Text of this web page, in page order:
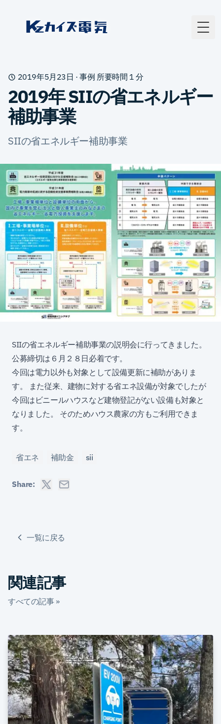
カイズ電気
2019年5月23日 ·事例 所要時間 1 分
2019年 SIIの省エネルギー
補助事業
SIIの省エネルギー補助事業
SIIの省エネルギー補助事業の説明会に行ってきました。
公募締切は６月２８日必着です。
今回は電力以外も対象として設備更新に補助がありま
す。 また従来、建物に対する省エネ設備が対象でしたが
今回はビニールハウスなど建物登記がない設備も対象と
なりました。 そのためハウス農家の方もご利用できま
す。
省エネ 補助金 sii
Share:
一覧に戻る
関連記事
すべての記事 »